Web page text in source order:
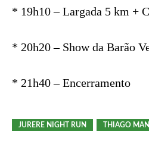
* 19h10 – Largada 5 km +
* 20h20 – Show da Barão
* 21h40 – Encerramento
JURERE NIGHT RUN THIAGO